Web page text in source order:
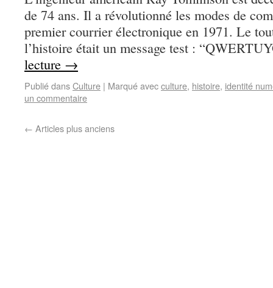
de 74 ans. Il a révolutionné les modes de
premier courrier électronique en 1971. Le
l’histoire était un message test :
lecture →
Publié dansCulture | Marqué avecculture, histoire, identité
un commentaire
← Articles plus anciens